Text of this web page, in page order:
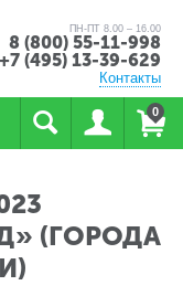
ПН-ПТ 8.00 – 16.00
8 (800) 55-11-998
+7 (495) 13-39-629
Контакты
0
(ГОРОДА